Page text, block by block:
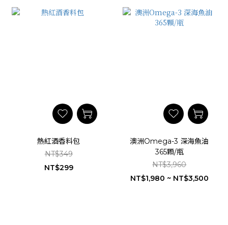
熱紅酒香料包
NT$349
NT$299
澳洲Omega-3 深海魚油
365顆/瓶
NT$3,960
NT$1,980 ~ NT$3,500